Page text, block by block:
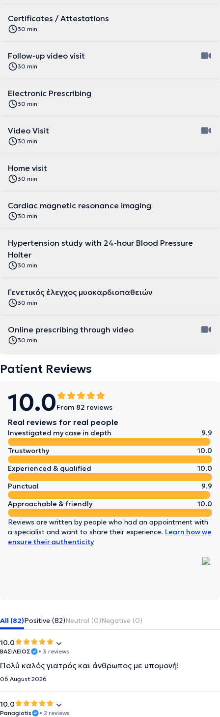
Certificates / Attestations
30 min
Follow-up video visit
30 min
Electronic Prescribing
30 min
Video Visit
30 min
Home visit
30 min
Cardiac magnetic resonance imaging
30 min
Hypertension study with 24-hour Blood Pressure
Holter
30 min
Γενετικός έλεγχος μυοκαρδιοπαθειών
30 min
Online prescribing through video
30 min
Patient Reviews
10.0From 82 reviews
Real reviews for real people
Investigated my case in depth
9.9
Trustworthy
10.0
Experienced & qualified
10.0
Punctual
9.9
Approachable & friendly
10.0
Reviews are written by people who had an appointment with
a specialist and want to share their experience. Learn how we
ensure their authenticity
All (82)Positive (82)Neutral (0)Negative (0)
10.0
ΒΑΣΙΛΕΙΟΣ • 3 reviews
Πολύ καλός γιατρός και άνθρωπος με υπομονή!
06 August 2026
10.0
Panagiotis • 2 reviews